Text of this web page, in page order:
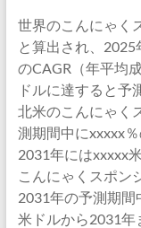
世界のこんにゃく
と算出され、
のCAGR（年平均
ドルに達すると予
北米のこんにゃく
測期間中にxxxxx
2031年にはxxxxx
こんにゃくスポン
2031年の予測期間
米ドルから2031年